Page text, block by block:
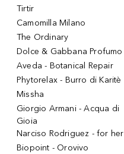
Tirtir
Camomilla Milano
The Ordinary
Dolce & Gabbana Profumo
Aveda - Botanical Repair
Phytorelax - Burro di Karitè
Missha
Giorgio Armani - Acqua di
Gioia
Narciso Rodriguez - for her
Biopoint - Orovivo